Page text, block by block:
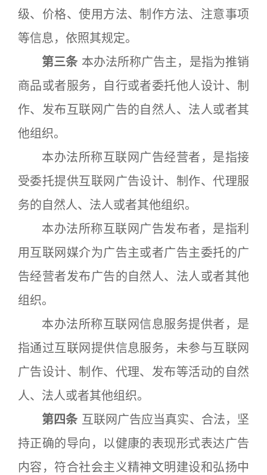
级、价格、使用方法、制作方法、注意事项
等信息，依照其规定。
第三条 本办法所称广告主，是指为推销
商品或者服务，自行或者委托他人设计、制
作、发布互联网广告的自然人、法人或者其
他组织。
本办法所称互联网广告经营者，是指接
受委托提供互联网广告设计、制作、代理服
务的自然人、法人或者其他组织。
本办法所称互联网广告发布者，是指利
用互联网媒介为广告主或者广告主委托的广
告经营者发布广告的自然人、法人或者其他
组织。
本办法所称互联网信息服务提供者，是
指通过互联网提供信息服务，未参与互联网
广告设计、制作、代理、发布等活动的自然
人、法人或者其他组织。
第四条 互联网广告应当真实、合法，坚
持正确的导向，以健康的表现形式表达广告
内容，符合社会主义精神文明建设和弘扬中